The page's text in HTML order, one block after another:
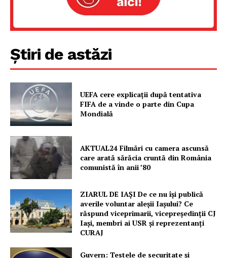
Despre noi / Echipa
Contact
Știri de astăzi
UEFA cere explicații după tentativa
FIFA de a vinde o parte din Cupa
Mondială
AKTUAL24 Filmări cu camera ascunsă
care arată sărăcia cruntă din România
comunistă în anii ’80
ZIARUL DE IAȘI De ce nu își publică
averile voluntar aleșii Iașului? Ce
răspund viceprimarii, vicepreședinții CJ
Iași, membri ai USR și reprezentanți
CURAJ
Guvern: Testele de securitate și